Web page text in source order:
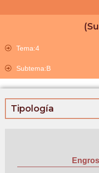
Tema:4
Subtema:B
Tipología